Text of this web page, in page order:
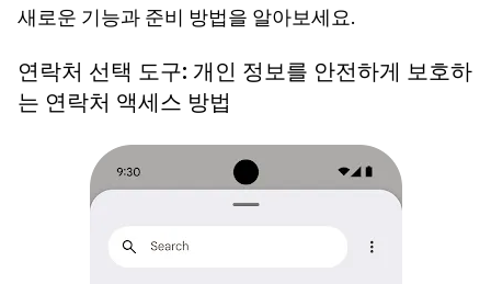
새로운 기능과 준비 방법을 알아보세요.
연락처 선택 도구: 개인 정보를 안전하게 보호하
는 연락처 액세스 방법